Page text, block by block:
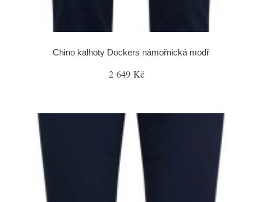
Chino kalhoty Dockers námořnická modř
2 649 Kč